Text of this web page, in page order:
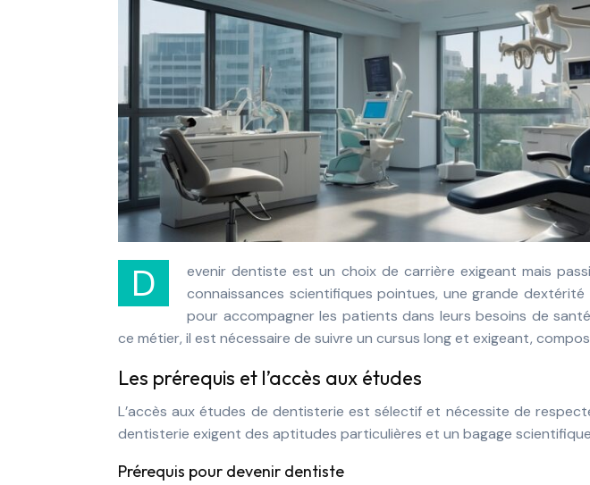
Devenir dentiste est un choix de carrière exigeant mais passionnant. La profession combine des
connaissances scientifiques pointues, une grande
pour accompagner les patients dans leurs besoins de
ce métier, il est nécessaire de suivre un cursus long et exigeant,
Les prérequis et l’accès aux études
L’accès aux études de dentisterie est sélectif et nécessite de
dentisterie exigent des aptitudes particulières et un bagage
Prérequis pour devenir dentiste